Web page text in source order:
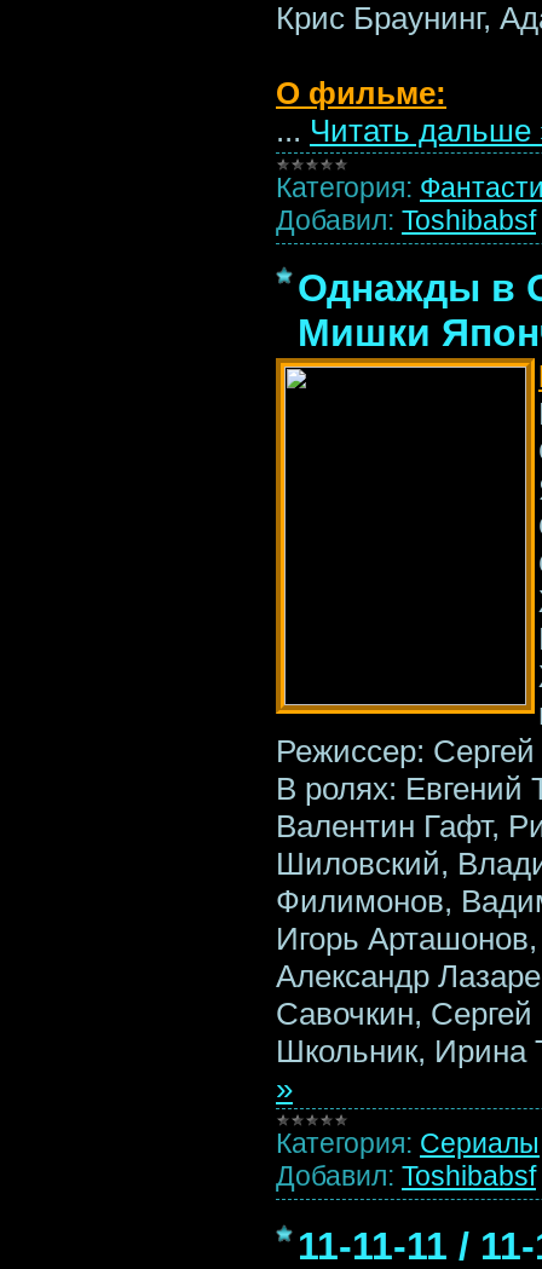
Крис Браунинг,
О фильме:
... Читать дальше
Категория:
Добавил: Toshibabsf
Однажды в
Мишки
Режиссер: Сергей
В ролях: Евгений
Валентин Гафт,
Шиловский,
Филимонов,
Игорь
Александр
Савочкин,
Школьник, Ирина
»
Категория: Сериалы
Добавил: Toshibabsf
11-11-11 /